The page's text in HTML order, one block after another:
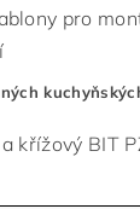
pro
křížový BIT